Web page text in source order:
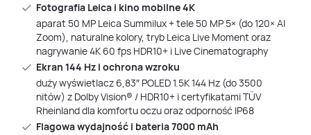
Fotografia Leica i kino mobilne 4K
aparat 50 MP Leica Summilux + tele 50 MP 5× (do 120× AI
Zoom), naturalne kolory, tryb Leica Live Moment oraz
nagrywanie 4K 60 fps HDR10+ i Live Cinematography
Ekran 144 Hz i ochrona wzroku
duży wyświetlacz 6,83″ POLED 1.5K 144 Hz (do 3500
nitów) z Dolby Vision® / HDR10+ i certyfikatami TÜV
Rheinland dla komfortu oczu oraz odporność IP68
Flagowa wydajność i bateria 7000 mAh